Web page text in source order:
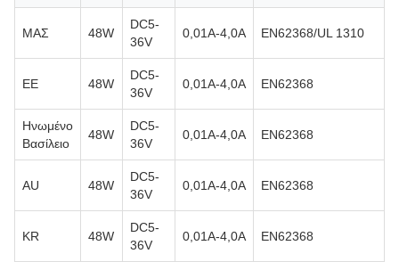
ΜΑΣ 48W
DC5-
36V
0,01Α-4,0Α EN62368/UL 1310
ΕΕ 48W
DC5-
36V
0,01Α-4,0Α EN62368
Ηνωμένο
Βασίλειο
48W
DC5-
36V
0,01Α-4,0Α EN62368
AU 48W
DC5-
36V
0,01Α-4,0Α EN62368
KR 48W
DC5-
36V
0,01Α-4,0Α EN62368